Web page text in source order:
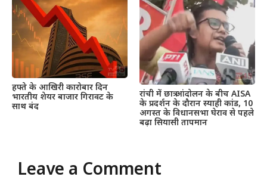
हफ्ते के आखिरी कारोबार दिन
भारतीय शेयर बाजार गिरावट के
साथ बंद
रांची में छात्र आंदोलन के बीच AISA
के प्रदर्शन के दौरान स्याही कांड, 10
अगस्त के विधानसभा घेराव से पहले
बढ़ा सियासी तापमान
Leave a Comment